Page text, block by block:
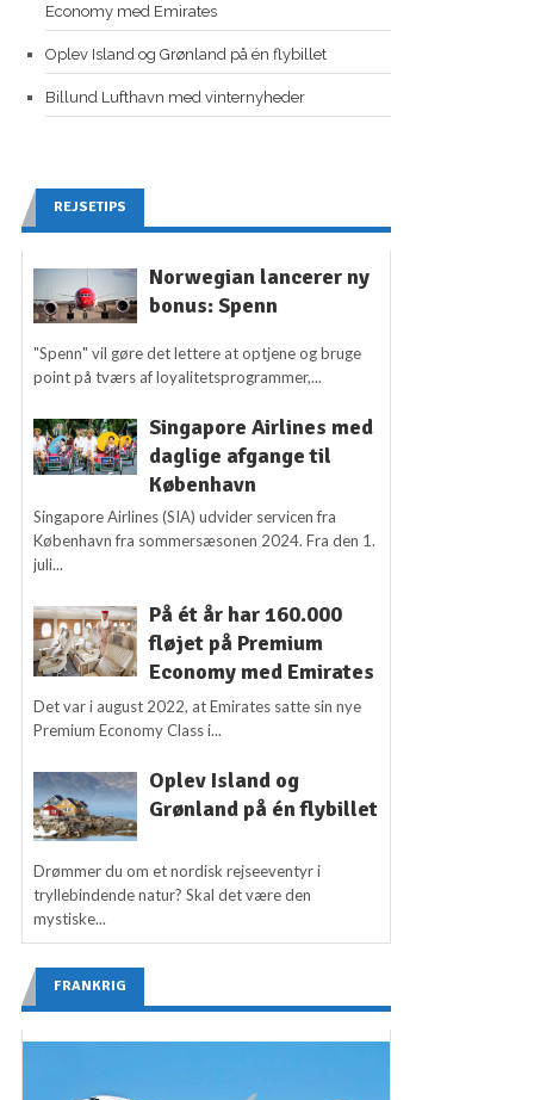
Economy med Emirates
Oplev Island og Grønland på én flybillet
Billund Lufthavn med vinternyheder
REJSETIPS
Norwegian lancerer ny
bonus: Spenn
"Spenn" vil gøre det lettere at optjene og bruge
point på tværs af loyalitetsprogrammer,...
Singapore Airlines med
daglige afgange til
København
Singapore Airlines (SIA) udvider servicen fra
København fra sommersæsonen 2024. Fra den 1.
juli...
På ét år har 160.000
fløjet på Premium
Economy med Emirates
Det var i august 2022, at Emirates satte sin nye
Premium Economy Class i...
Oplev Island og
Grønland på én flybillet
Drømmer du om et nordisk rejseeventyr i
tryllebindende natur? Skal det være den
mystiske...
FRANKRIG